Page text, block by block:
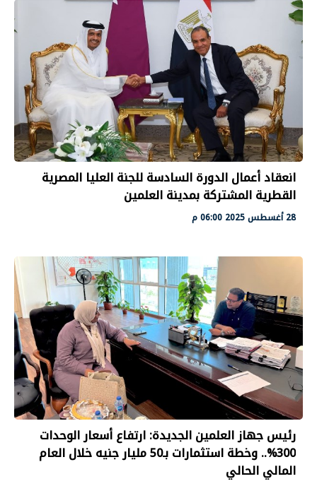
انعقاد أعمال الدورة السادسة للجنة العليا المصرية
القطرية المشتركة بمدينة العلمين
28 أغسطس 2025 06:00 م
رئيس جهاز العلمين الجديدة: ارتفاع أسعار الوحدات
300%.. وخطة استثمارات بـ50 مليار جنيه خلال العام
المالي الحالي